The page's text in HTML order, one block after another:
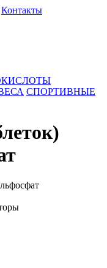
Контакты
СПОРТИВНЫЕ